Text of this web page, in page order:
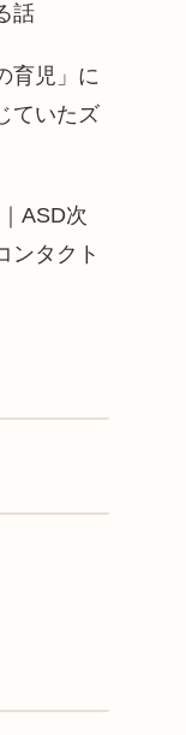
話
育児」に
ていたズ
ASD次
ンタクト